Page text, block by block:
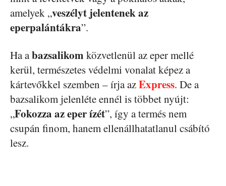
amelyek „veszélyt jelentenek az
eperpalántákra”.
Ha abazsalikom közvetlenül az eper mellé
kerül, természetes védelmi vonalat képez a
kártevőkkel szemben – írja azExpress. De a
bazsalikom jelenléte ennél is többet nyújt:
„Fokozza az eper ízét”, így a termés nem
csupán finom, hanem ellenállhatatlanul csábító
lesz.